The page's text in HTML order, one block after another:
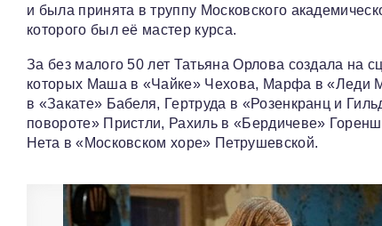
и была принята в труппу Московского
которого был её мастер курса.
За без малого 50 лет Татьяна Орлова создала на
которых Маша в «Чайке» Чехова, Марфа в «Леди
в «Закате» Бабеля, Гертруда в «Розенкранц и
повороте» Пристли, Рахиль в «Бердичеве»
Нета в «Московском хоре» Петрушевской.